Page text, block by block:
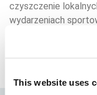
This website uses
czyszczenie
wydarzeniach
społecznością, w